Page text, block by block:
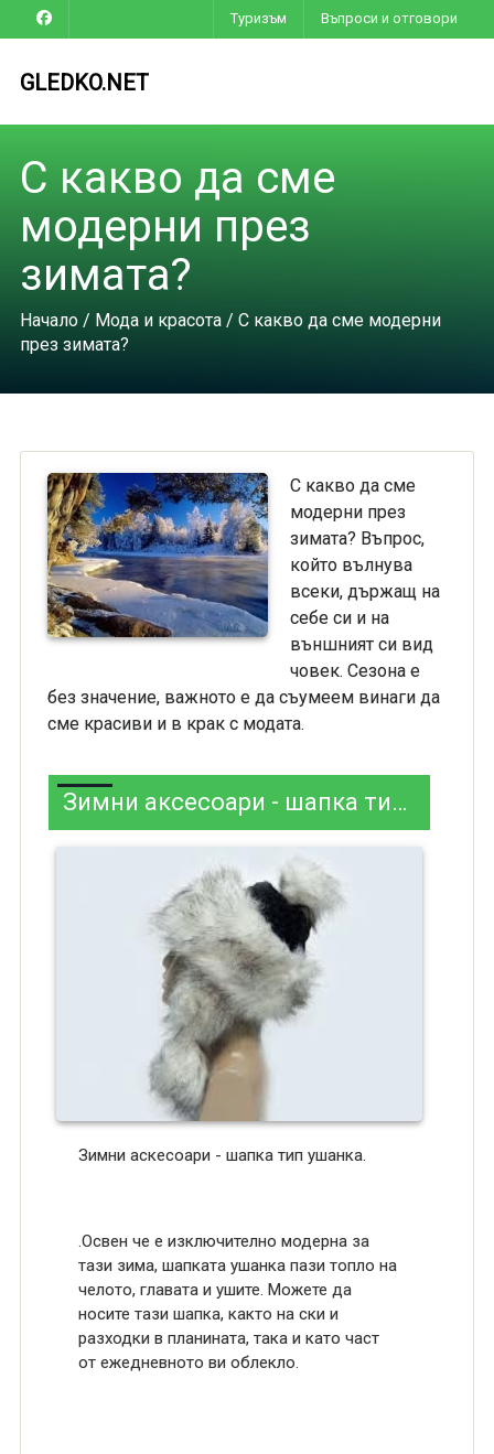
Туризъм Въпроси и отговори
GLEDKO.NET
С какво да сме
модерни през
зимата?
Начало/ Мода и красота/ С какво да сме модерни
през зимата?
С какво да сме
модерни през
зимата? Въпрос,
който вълнува
всеки, държащ на
себе си и на
външният си вид
човек. Сезона е
без значение, важното е да съумеем винаги да
сме красиви и в крак с модата.
Зимни аксесоари - шапка тип ушанка
Зимни аскесоари - шапка тип ушанка.
.Освен че е изключително модерна за
тази зима, шапката ушанка пази топло на
челото, главата и ушите. Можете да
носите тази шапка, както на ски и
разходки в планината, така и като част
от ежедневното ви облекло.